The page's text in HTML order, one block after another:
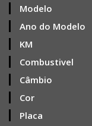
Modelo
Ano do Modelo
KM
Combustivel
Câmbio
Cor
Placa